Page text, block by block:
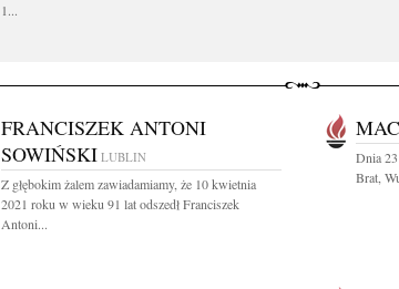
1...
FRANCISZEK ANTONI
SOWIŃSKI LUBLIN
Z głębokim żalem zawiadamiamy, że 10 kwietnia
2021 roku w wieku 91 lat odszedł Franciszek
Antoni...
Dnia
Brat,